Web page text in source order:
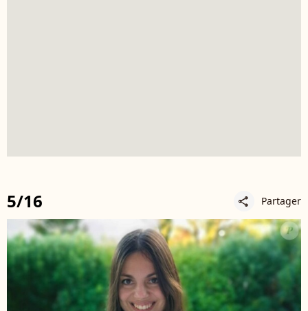
5/16 share Partager